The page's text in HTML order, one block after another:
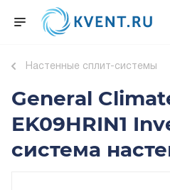
Настенные сплит-системы
General
EK09HRIN1
система